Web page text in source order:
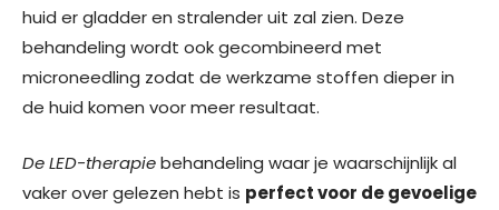
huid er gladder en stralender uit zal zien. Deze
behandeling wordt ook gecombineerd met
microneedling zodat de werkzame stoffen dieper in
de huid komen voor meer resultaat.
De LED-therapiebehandeling waar je waarschijnlijk al
vaker over gelezen hebt is perfect voor de gevoelige